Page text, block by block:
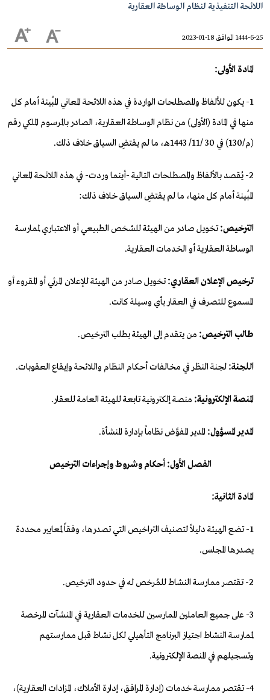
اللائحة التنفيذية لنظام الوساطة العقارية
1444-6-25 الموافق 18-01-2023
المادة الأولى:
1- يكون للألفاظ والمصطلحات الواردة في هذه اللائحة المعاني المُبينة أمام كل
منها في المادة (الأولى) من نظام الوساطة العقارية، الصادر بالمرسوم الملكي رقم
(م/130) في 30 /11/ 1443هـ، ما لم يقتضِ السياق خلاف ذلك.
2- يُقصد بالألفاظ والمصطلحات التالية -أينما وردت- في هذه اللائحة المعاني
المُبينة أمام كل منها، ما لم يقتضِ السياق خلاف ذلك:
الترخيص:تخويل صادر من الهيئة للشخص الطبيعي أو الاعتباري لممارسة
الوساطة العقارية أو الخدمات العقارية.
ترخيص الإعلان العقاري:تخويل صادر من الهيئة للإعلان المرئي أو المقروء أو
المسموع للتصرف في العقار بأي وسيلة كانت.
طالب الترخيص: من يتقدم إلى الهيئة بطلب الترخيص.
اللجنة: لجنة النظر في مخالفات أحكام النظام واللائحة وإيقاع العقوبات.
المنصة الإلكترونية: منصة إلكترونية تابعة للهيئة العامة للعقار.
المدير المسؤول: المدير المفوَّض نظاماً بإدارة المنشأة.
الفصل الأول: أحكام وشروط وإجراءات الترخيص
المادة الثانية:
1- تضع الهيئة دليلاً لتصنيف التراخيص التي تصدرها، وفقاً لمعايير محددة
يصدرها المجلس.
2- تقتصر ممارسة النشاط للمُرخص له في حدود الترخيص.
3- على جميع العاملين الممارسين للخدمات العقارية في المنشآت المرخصة
لممارسة النشاط اجتياز البرنامج التأهيلي لكل نشاط قبل ممارستهم
وتسجيلهم في المنصة الإلكترونية.
4- تقتصر ممارسة خدمات (إدارة المرافق، إدارة الأملاك، المزادات العقارية)،